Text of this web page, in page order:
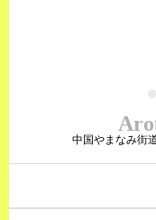
中国やまなみ街